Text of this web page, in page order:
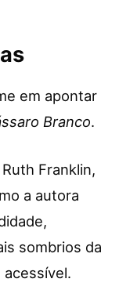
em apontar
Branco.
Franklin,
a autora
sombrios da